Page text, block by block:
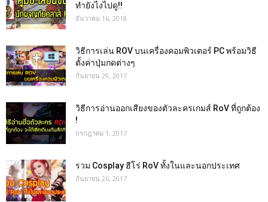
ทำยังไงไปดู!!
ธันวาคม 16, 2018
วิธีการเล่น ROV บนเครื่องคอมพิวเตอร์ PC พร้อมวิธี
ตั้งค่าปุ่มกดต่างๆ
กันยายน 29, 2017
วิธีการอ่านออกเสียงของตัวละครเกมส์ RoV ที่ถูกต้อง
!
กรกฎาคม 1, 2017
รวม Cosplay ฮีโร่ RoV ทั้งในและนอกประเทศ
กันยายน 26, 2017